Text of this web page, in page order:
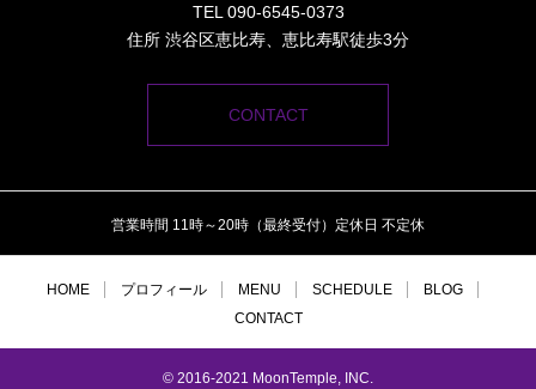
TEL 090-6545-0373
住所 渋谷区恵比寿、恵比寿駅徒歩3分
CONTACT
営業時間 11時～20時（最終受付）定休日 不定休
HOME プロフィール MENU SCHEDULE
BLOG
CONTACT
© 2016-2021 MoonTemple, INC.